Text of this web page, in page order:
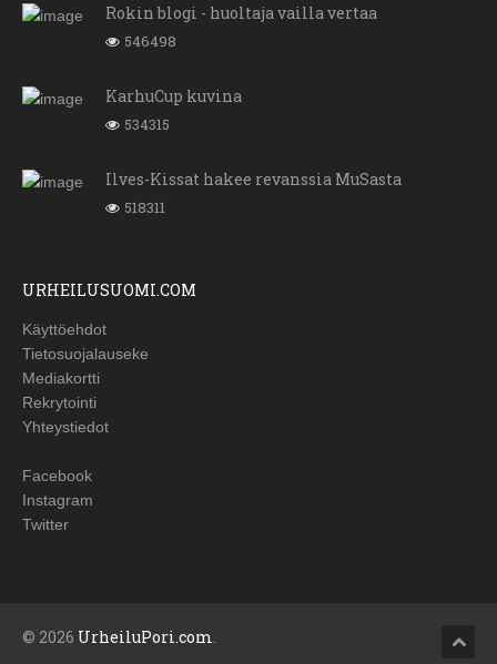
Rokin blogi - huoltaja vailla vertaa
546498
KarhuCup kuvina
534315
Ilves-Kissat hakee revanssia MuSasta
518311
URHEILUSUOMI.COM
Käyttöehdot
Tietosuojalauseke
Mediakortti
Rekrytointi
Yhteystiedot
Facebook
Instagram
Twitter
© 2026 UrheiluPori.com.